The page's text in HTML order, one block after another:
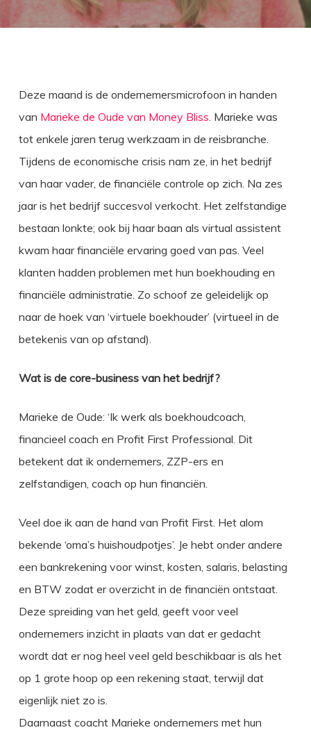
Deze maand is de ondernemersmicrofoon in handen
van Marieke de Oude van Money Bliss. Marieke was
tot enkele jaren terug werkzaam in de reisbranche.
Tijdens de economische crisis nam ze, in het bedrijf
van haar vader, de financiële controle op zich. Na zes
jaar is het bedrijf succesvol verkocht. Het zelfstandige
bestaan lonkte; ook bij haar baan als virtual assistent
kwam haar financiële ervaring goed van pas. Veel
klanten hadden problemen met hun boekhouding en
financiële administratie. Zo schoof ze geleidelijk op
naar de hoek van ‘virtuele boekhouder’ (virtueel in de
betekenis van op afstand).
Wat is de core-business van het bedrijf?
Marieke de Oude: ‘Ik werk als boekhoudcoach,
financieel coach en Profit First Professional. Dit
betekent dat ik ondernemers, ZZP-ers en
zelfstandigen, coach op hun financiën.
Veel doe ik aan de hand van Profit First. Het alom
bekende ‘oma’s huishoudpotjes’. Je hebt onder andere
een bankrekening voor winst, kosten, salaris, belasting
en BTW zodat er overzicht in de financiën ontstaat.
Deze spreiding van het geld, geeft voor veel
ondernemers inzicht in plaats van dat er gedacht
wordt dat er nog heel veel geld beschikbaar is als het
op 1 grote hoop op een rekening staat, terwijl dat
eigenlijk niet zo is.
Daarnaast coacht Marieke ondernemers met hun